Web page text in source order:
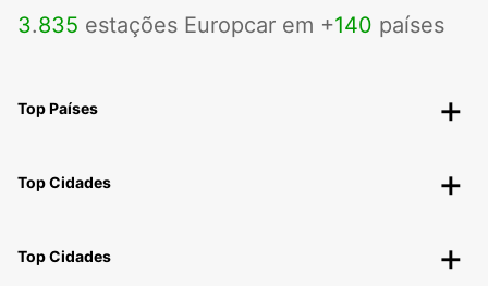
3.835 estações Europcar em +140 países
Top Países
Top Cidades
Top Cidades